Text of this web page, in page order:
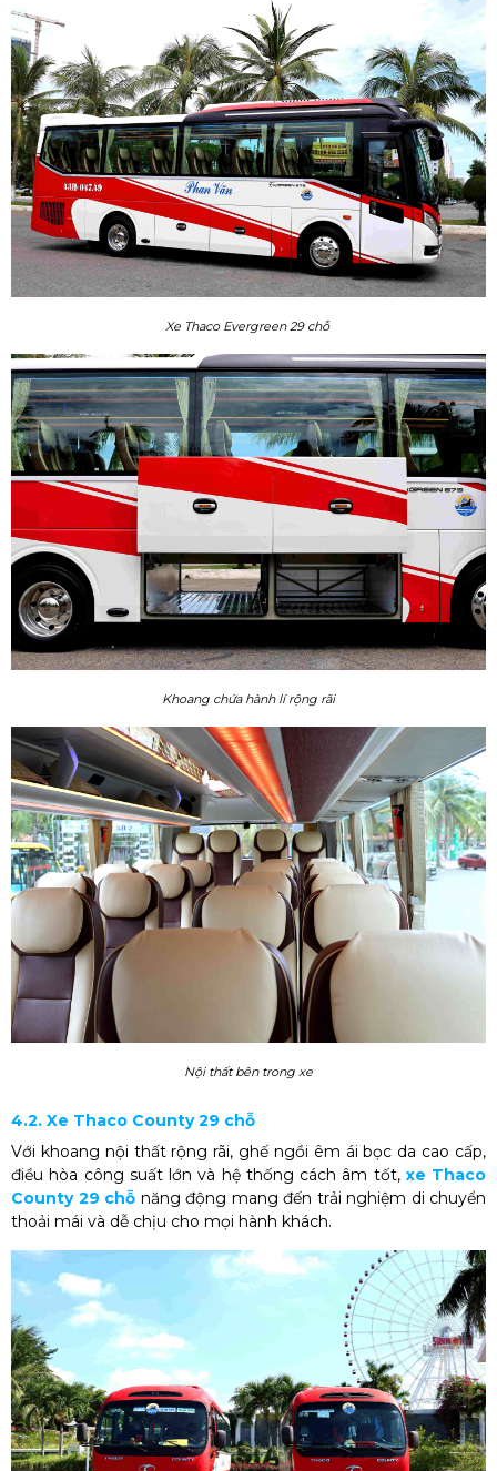
Xe Thaco Evergreen 29 chỗ
Khoang chứa hành lí rộng rãi
Nội thất bên trong xe
4.2. Xe Thaco County 29 chỗ
Với khoang nội thất rộng rãi, ghế ngồi êm ái bọc da cao cấp,
điều hòa công suất lớn và hệ thống cách âm tốt, xe Thaco
County 29 chỗ năng động mang đến trải nghiệm di chuyển
thoải mái và dễ chịu cho mọi hành khách.